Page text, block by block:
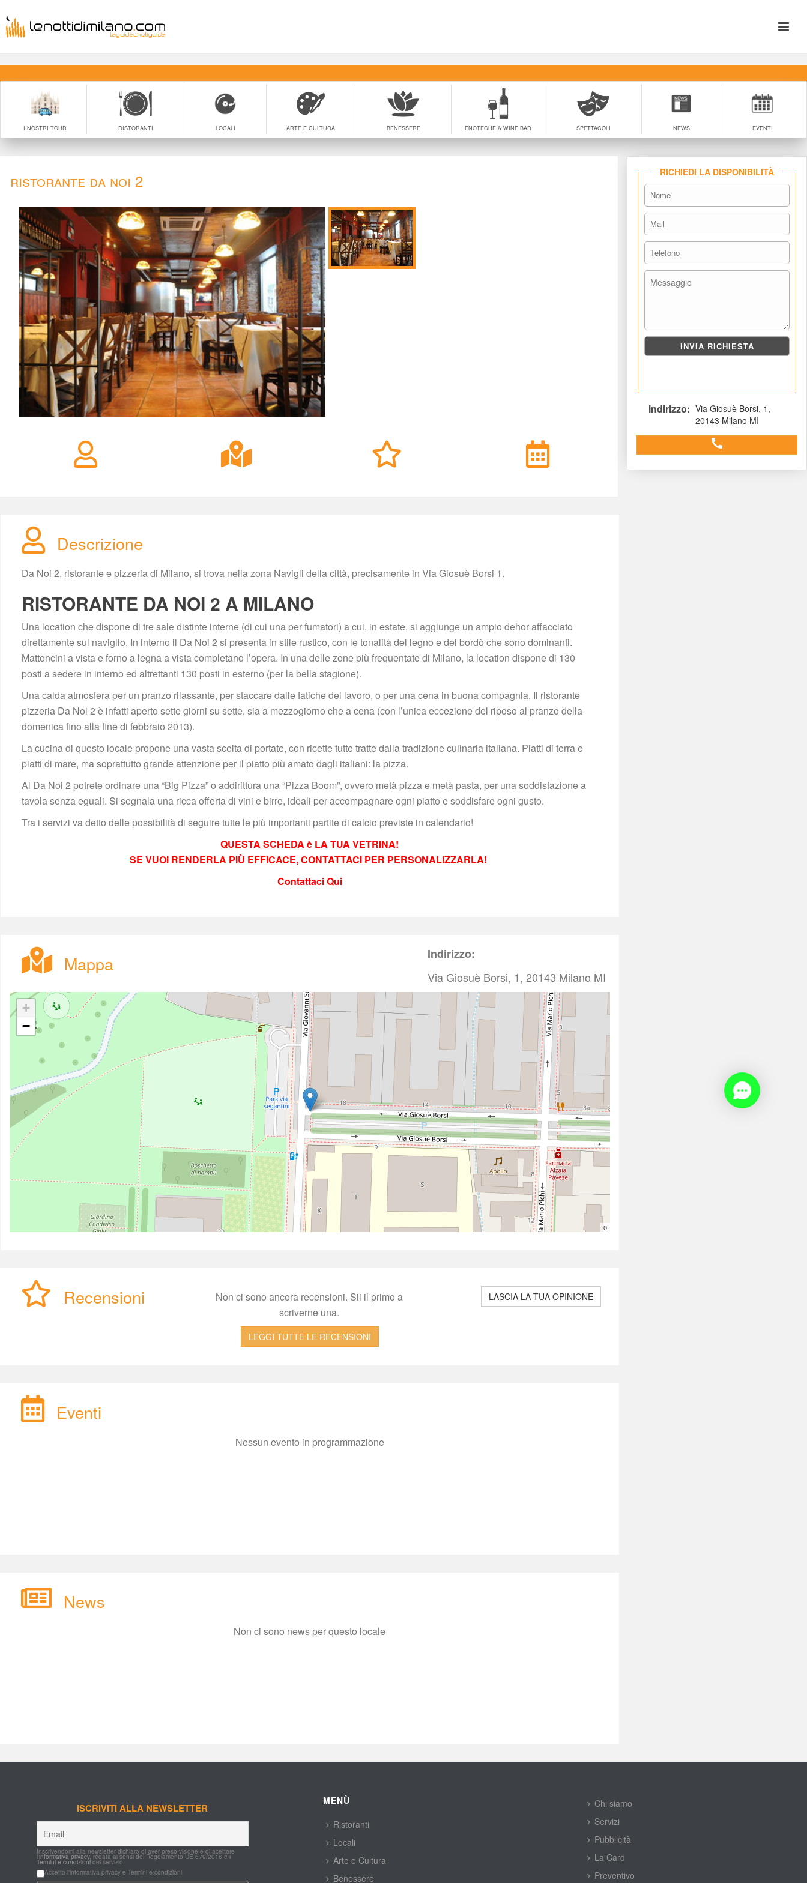
I NOSTRI TOUR RISTORANTI LOCALI ARTE E CULTURA BENESSERE ENOTECHE & WINE BAR SPETTACOLI NEWS EVENTI
Ristorante Da Noi 2 RICHIEDI LA DISPONIBILITÀ
Indirizzo: Via Giosuè Borsi, 1,
20143 Milano MI
call
Descrizione
Da Noi 2, ristorante e pizzeria di Milano, si trova nella zona Navigli della città, precisamente in Via Giosuè Borsi 1.
RISTORANTE DA NOI 2 A MILANO
Una location che dispone di tre sale distinte interne (di cui una per fumatori) a cui, in estate, si aggiunge un ampio dehor affacciato
direttamente sul naviglio. In interno il Da Noi 2 si presenta in stile rustico, con le tonalità del legno e del bordò che sono dominanti.
Mattoncini a vista e forno a legna a vista completano l’opera. In una delle zone più frequentate di Milano, la location dispone di 130
posti a sedere in interno ed altrettanti 130 posti in esterno (per la bella stagione).
Una calda atmosfera per un pranzo rilassante, per staccare dalle fatiche del lavoro, o per una cena in buona compagnia. Il ristorante
pizzeria Da Noi 2 è infatti aperto sette giorni su sette, sia a mezzogiorno che a cena (con l’unica eccezione del riposo al pranzo della
domenica fino alla fine di febbraio 2013).
La cucina di questo locale propone una vasta scelta di portate, con ricette tutte tratte dalla tradizione culinaria italiana. Piatti di terra e
piatti di mare, ma soprattutto grande attenzione per il piatto più amato dagli italiani: la pizza.
Al Da Noi 2 potrete ordinare una “Big Pizza” o addirittura una “Pizza Boom”, ovvero metà pizza e metà pasta, per una soddisfazione a
tavola senza eguali. Si segnala una ricca offerta di vini e birre, ideali per accompagnare ogni piatto e soddisfare ogni gusto.
Tra i servizi va detto delle possibilità di seguire tutte le più importanti partite di calcio previste in calendario!
QUESTA SCHEDA è LA TUA VETRINA!
SE VUOI RENDERLA PIÙ EFFICACE, CONTATTACI PER PERSONALIZZARLA!
Contattaci Qui
Mappa
Indirizzo:
Via Giosuè Borsi, 1, 20143 Milano MI
+
−
0
Recensioni
Non ci sono ancora recensioni. Sii il primo a
criverne una.
LASCIA LA TUA OPINIONE
LEGGI TUTTE LE RECENSIONI
Eventi
Nessun evento in programmazione
New
Non ci sono news per questo locale
ISCRIVITI ALLA NEWSLETTER
Inscrivendomi alla newsletter dichiaro di aver preso visione e di acettare
l'informativa privacy, redata ai sensi del Regolamento UE 679/2016 e i
Termini e condizioni del servizio.
Accetto l'informativa privacy e Termini e condizioni
MENÙ
Ristoranti
Locali
Arte e Cultura
Benessere
Chi siamo
Servizi
Pubblicità
La Card
Preventivo